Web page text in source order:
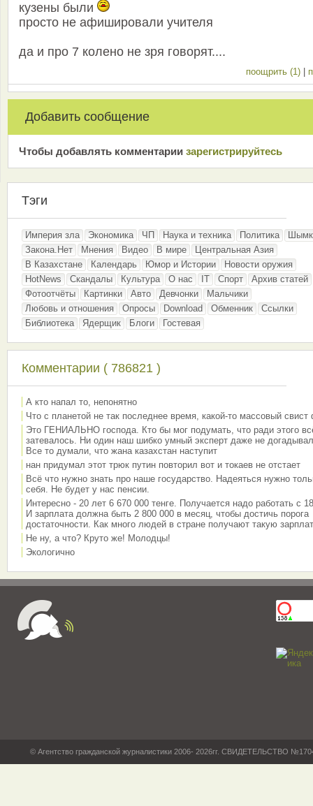
кузены были
просто не афишировали учителя
да и про 7 колено не зря говорят....
поощрить (1)
Добавить сообщение
Чтобы добавлять комментарии зарeгиcтрирyйтeсь
Тэги
Империя зла Экономика ЧП Наука и техника Политика
Закона.Нет
Мнения Видео В мире
Центральная Азия
В Казахстане
Календарь Юмор и Истории
Новости оружия
HotNews
Скандалы Культура О нас IT Спорт
Архив статей
Фотоотчёты
Картинки Авто Девчонки
Мальчики
Любовь и отношения
Опросы Download Обменник
Ссылки
Библиотека
Ядерщик Блоги Гостевая
Комментарии ( 786821 )
А кто напал то, непонятно
Что с планетой не так последнее время, какой-то массовый свист
Это ГЕНИАЛЬНО господа. Кто бы мог подумать, что ради этого
затевалось. Ни один наш шибко умный эксперт даже не
Все то думали, что жана казахстан наступит
нан придумал этот трюк путин повторил вот и токаев не отстает
Всё что нужно знать про наше государство. Надеяться нужно
себя. Не будет у нас пенсии.
Интересно - 20 лет 6 670 000 тенге. Получается надо работать с
И зарплата должна быть 2 800 000 в месяц, чтобы достичь порога
достаточности. Как много людей в стране получают такую
Не ну, а что? Круто же! Молодцы!
Экологично
© Агентство гражданской журналистики 2006- 2026гг. СВИДЕТЕЛЬСТВО